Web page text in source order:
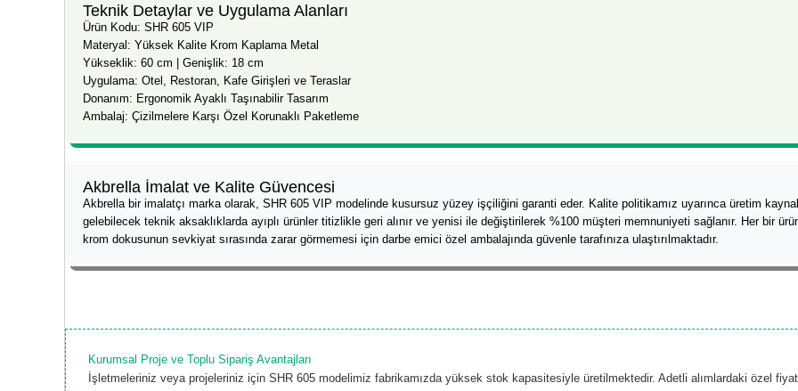
Teknik Detaylar ve Uygulama Alanları
Ürün Kodu: SHR 605 VIP
Materyal: Yüksek Kalite Krom Kaplama Metal
Yükseklik: 60 cm | Genişlik: 18 cm
Uygulama: Otel, Restoran, Kafe Girişleri ve Teraslar
Donanım: Ergonomik Ayaklı Taşınabilir Tasarım
Ambalaj: Çizilmelere Karşı Özel Korunaklı Paketleme
Akbrella İmalat ve Kalite Güvencesi
Akbrella bir imalatçı marka olarak, SHR 605 VIP modelinde kusursuz yüzey işçiliğini garanti eder. Kalite politikamız uyarınca üretim
gelebilecek teknik aksaklıklarda ayıplı ürünler titizlikle geri alınır ve yenisi ile değiştirilerek %100 müşteri memnuniyeti sağlanır. Her bir
krom dokusunun sevkiyat sırasında zarar görmemesi için darbe emici özel ambalajında güvenle tarafınıza ulaştırılmaktadır.
Kurumsal Proje ve Toplu Sipariş Avantajları
İşletmeleriniz veya projeleriniz için SHR 605 modelimiz fabrikamızda yüksek stok kapasitesiyle üretilmektedir. Adetli alımlardaki özel